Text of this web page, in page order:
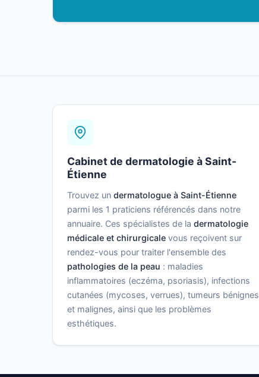
Cabinet de dermatologie à Saint-
Étienne
Trouvez un dermatologue à Saint-Étienne
parmi les 1 praticiens référencés dans notre
annuaire. Ces spécialistes de la dermatologie
médicale et chirurgicale vous reçoivent sur
rendez-vous pour traiter l'ensemble des
pathologies de la peau : maladies
inflammatoires (eczéma, psoriasis), infections
cutanées (mycoses, verrues), tumeurs bénignes
et malignes, ainsi que les problèmes
esthétiques.